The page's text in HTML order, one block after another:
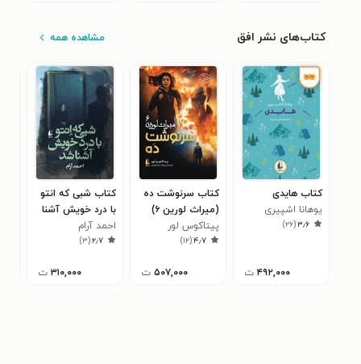
کتاب‌های نشر افق مشاهده همه
کتاب هایدی
یوهانا اشپیری
۳٫۶(۲۶)
۴۹۲,۰۰۰ ت
کتاب سرنوشت ده
(میراث لورین ۶)
پیتاکوس لور
۴٫۷(۱۲)
۵۰۷,۰۰۰ ت
کتاب شبی که انتو
با درد خویش آشنا
شد
احمد آرام
۲٫۷(۳)
۳۱۰,۰۰۰ ت